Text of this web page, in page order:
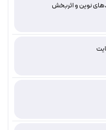
نوین و اثربخش